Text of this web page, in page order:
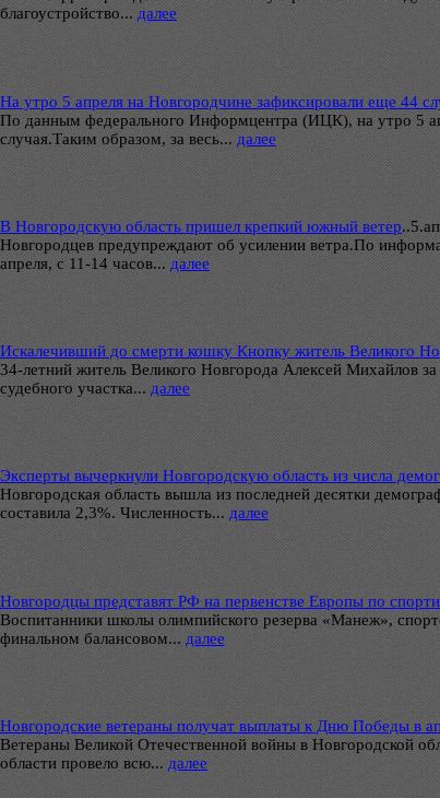
благоустройство... далее
На утро 5 апреля на Новгородчине зафиксировали еще 44
По данным федерального Информцентра (ИЦК), на утро 5
случая.Таким образом, за весь... далее
В Новгородскую область пришел крепкий южный ветер..
Новгородцев предупреждают об усилении ветра.По
апреля, с 11-14 часов... далее
Искалечивший до смерти кошку Кнопку житель Великого
34-летний житель Великого Новгорода Алексей Михайлов
судебного участка... далее
Эксперты вычеркнули Новгородскую область из числа
Новгородская область вышла из последней десятки
составила 2,3%. Численность... далее
Новгородцы представят РФ на первенстве Европы по
Воспитанники школы олимпийского резерва «Манеж»,
финальном балансовом... далее
Новгородские ветераны получат выплаты к Дню Победы в
Ветераны Великой Отечественной войны в Новгородской
области провело всю... далее